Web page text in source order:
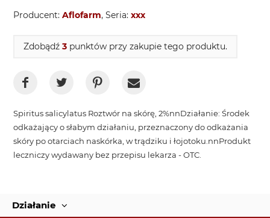
Producent: Aflofarm, Seria: xxx
Zdobądź 3 punktów przy zakupie tego produktu.
Spiritus salicylatus Roztwór na skórę, 2%nnDziałanie: Środek
odkażający o słabym działaniu, przeznaczony do odkażania
skóry po otarciach naskórka, w trądziku i łojotoku.nnProdukt
leczniczy wydawany bez przepisu lekarza - OTC.
Działanie